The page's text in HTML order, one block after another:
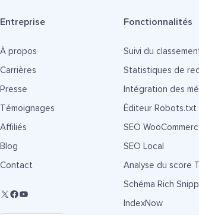
Entreprise
À propos
Carrières
Presse
Témoignages
Affiliés
Blog
Contact
Fonctionnalités
Suivi du
Statistiques de
Intégration des
Éditeur Robots.txt
SEO
SEO Local
Analyse du score
Schéma Rich
IndexNow